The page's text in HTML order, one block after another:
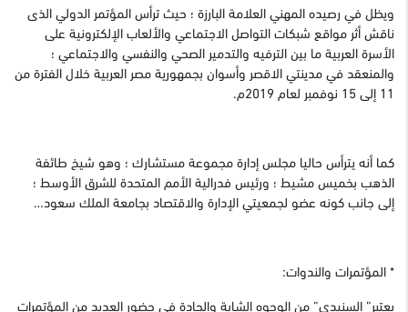
ويظل في رصيده المهني العلامة البارزة ؛ حيث ترأس المؤتمر الدولي الذى
ناقش أثر مواقع شبكات التواصل الاجتماعي والألعاب الإلكترونية على
الأسرة العربية ما بين الترفيه والتدمير الصحي والنفسي والاجتماعي ؛
والمنعقد في مدينتي الاقصر وأسوان بجمهورية مصر العربية خلال الفترة من
11 إلى 15 نوفمبر لعام 2019م.
كما أنه يترأس حاليا مجلس إدارة مجموعة مستشارك ؛ وهو شيخ طائفة
الذهب بخميس مشيط ؛ ورئيس فدرالية الأمم المتحدة للشرق الأوسط ؛
إلى جانب كونه عضو لجمعيتي الإدارة والاقتصاد بجامعة الملك سعود…
* المؤتمرات والندوات:
يعتبر” السنيدي” من الوجوه الشابة والجادة في حضور العديد من المؤتمرات